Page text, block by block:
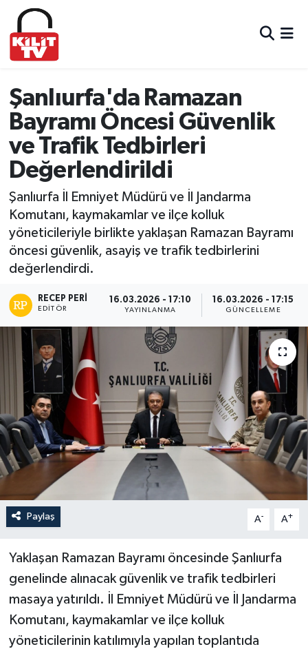
Şanlıurfa'da Ramazan
Bayramı Öncesi Güvenlik
ve Trafik Tedbirleri
Değerlendirildi
Şanlıurfa İl Emniyet Müdürü ve İl Jandarma
Komutanı, kaymakamlar ve ilçe kolluk
yöneticileriyle birlikte yaklaşan Ramazan Bayramı
öncesi güvenlik, asayiş ve trafik tedbirlerini
değerlendirdi.
RECEP PERI
EDITÖR
16.03.2026 - 17:10
YAYINLANMA
16.03.2026 - 17:15
GÜNCELLEME
Paylaş A- A+
Yaklaşan Ramazan Bayramı öncesinde Şanlıurfa
genelinde alınacak güvenlik ve trafik tedbirleri
masaya yatırıldı. İl Emniyet Müdürü ve İl Jandarma
Komutanı, kaymakamlar ve ilçe kolluk
yöneticilerinin katılımıyla yapılan toplantıda
Hava Durumu
Trafik Durumu
Süper Lig Puan Durumu ve Fikstür
Tüm Manşetler
Son Dakika Haberleri
Haber Arşivi